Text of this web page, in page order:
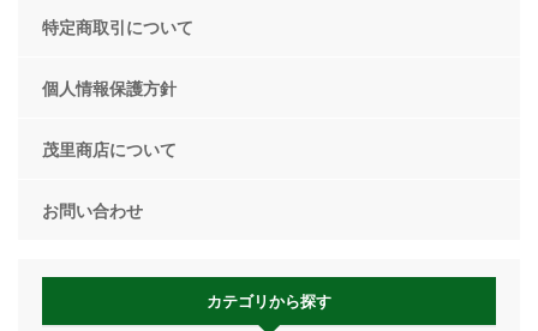
特定商取引について
個人情報保護方針
茂里商店について
お問い合わせ
カテゴリから探す